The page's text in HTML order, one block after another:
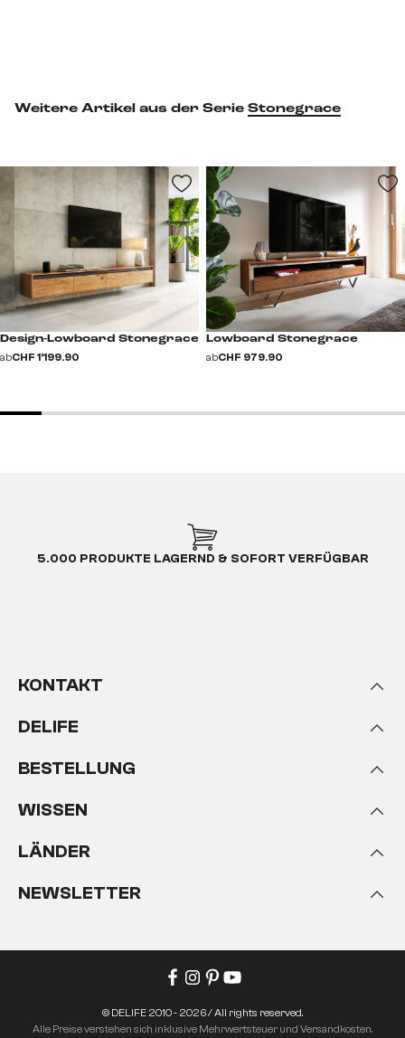
Weitere Artikel aus der Serie Stonegrace
Design-Lowboard Stonegrace
abCHF 1’199.90
Lowboard Stonegrace
abCHF 979.90
5.000 PRODUKTE LAGERND & SOFORT VERFÜGBAR
KONTAKT
DELIFE
BESTELLUNG
WISSEN
LÄNDER
NEWSLETTER
© DELIFE 2010 - 2026 / All rights reserved.
Alle Preise verstehen sich inklusive Mehrwertsteuer und Versandkosten.